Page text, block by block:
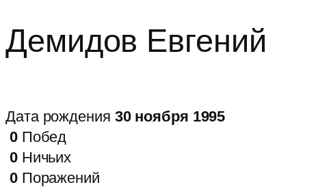
Демидов Евгений
Дата рождения 30 ноября 1995
0 Побед
0 Ничьих
0 Поражений